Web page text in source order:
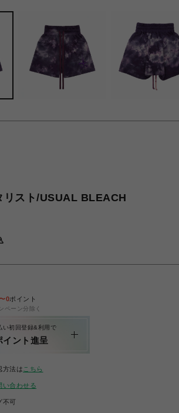
リスト/USUAL BLEACH
〜0ポイント
ペーン分除く
い初回登録&利用で
ント進呈
方法は こちら
い合わせる
不可